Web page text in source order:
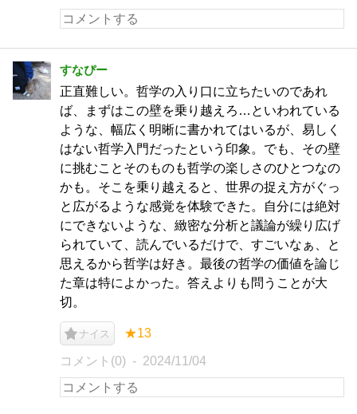
すなぴー
正直難しい。哲学の入り口に立ちたいのであれ
ば、まずはこの壁を乗り越えろ…といわれている
ような、幅広く明晰に書かれてはいるが、易しく
はない哲学入門だったという印象。でも、その壁
に挑むことそのものも哲学の楽しさのひとつなの
かも。そこを乗り越えると、世界の捉え方がぐっ
と広がるような感覚を体験できた。自分には絶対
にできないような、緻密な分析と議論が繰り広げ
られていて、読んでいるだけで、すごいなぁ、と
思えるから哲学は好き。最後の哲学の価値を論じ
た章は特によかった。答えよりも問うことが大
切。
ナイス ★13
コメント(0) 2024/11/04